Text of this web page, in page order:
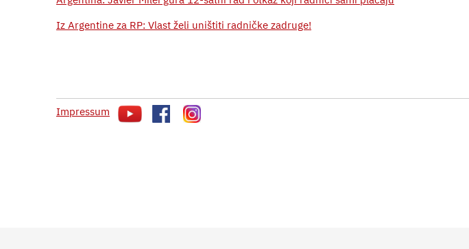
Iz Argentine za RP: Vlast želi uništiti radničke zadruge!
Impressum